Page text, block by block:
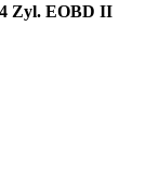
Zyl. EOBD II